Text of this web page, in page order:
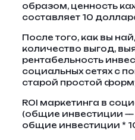
образом, ценность
составляет 10
После того, как вы
количество выгод,
рентабельность
социальных сетях с
старой простой
ROI маркетинга в
(общие инвестиции —
общие инвестиции *